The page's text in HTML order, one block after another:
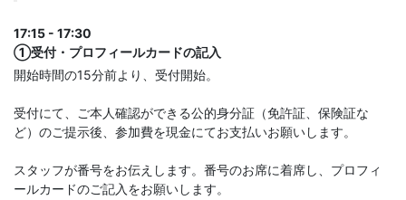
17:15 - 17:30
①受付・プロフィールカードの記入
開始時間の15分前より、受付開始。
受付にて、ご本人確認ができる公的身分証（免許証、保険証な
ど）のご提示後、参加費を現金にてお支払いお願いします。
スタッフが番号をお伝えします。番号のお席に着席し、プロフィ
ールカードのご記入をお願いします。